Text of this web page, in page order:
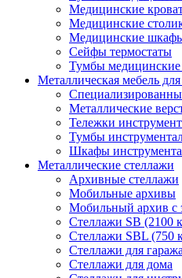
Медицинские
Медицинские
Медицинские
Сейфы термостаты
Тумбы
Металлическая мебель
Металлические
Тележки
Тумбы
Шкафы
Металлические стеллажи
Архивные стеллажи
Мобильные архивы
Мобильный архив с
Стеллажи SB (2100
Стеллажи SBL (750
Стеллажи для гаража
Стеллажи для дома